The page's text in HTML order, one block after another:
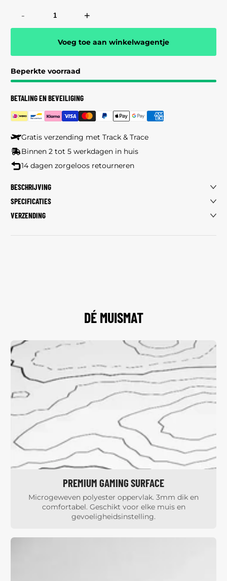
- +
Voeg toe aan winkelwagentje
Beperkte voorraad
BETALING EN BEVEILIGING
Gratis verzending met Track & Trace
Binnen 2 tot 5 werkdagen in huis
14 dagen zorgeloos retourneren
BESCHRIJVING
SPECIFICATIES
VERZENDING
DÉ MUISMAT
PREMIUM GAMING SURFACE
Microgeweven polyester oppervlak. 3mm dik en
comfortabel. Geschikt voor elke muis en
gevoeligheidsinstelling.